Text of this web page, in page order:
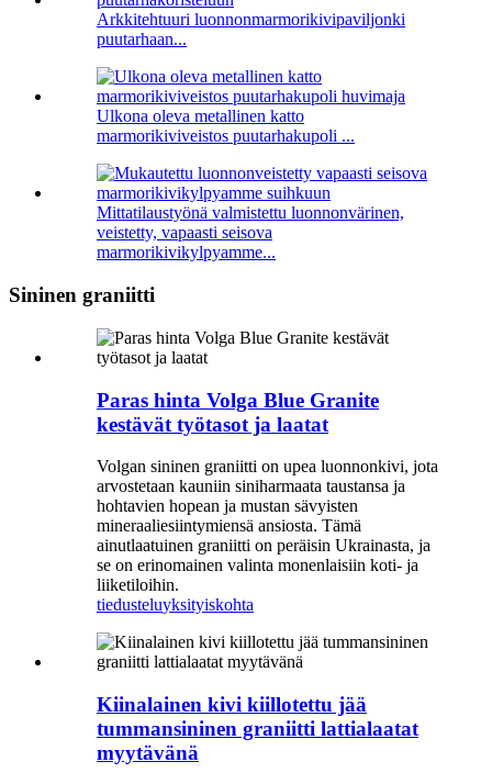
Arkkitehtuuri luonnonmarmorikivipaviljonki
puutarhaan...
Ulkona oleva metallinen katto
marmorikiviveistos puutarhakupoli ...
Mittatilaustyönä valmistettu luonnonvärinen,
veistetty, vapaasti seisova
marmorikivikylpyamme...
Sininen graniitti
Paras hinta Volga Blue Granite
kestävät työtasot ja laatat
Volgan sininen graniitti on upea luonnonkivi, jota
arvostetaan kauniin siniharmaata taustansa ja
hohtavien hopean ja mustan sävyisten
mineraaliesiintymiensä ansiosta. Tämä
ainutlaatuinen graniitti on peräisin Ukrainasta, ja
se on erinomainen valinta monenlaisiin koti- ja
liiketiloihin.
tiedusteluyksityiskohta
Kiinalainen kivi kiillotettu jää
tummansininen graniitti lattialaatat
myytävänä